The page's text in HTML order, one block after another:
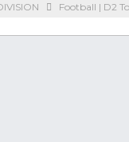
Football | D2